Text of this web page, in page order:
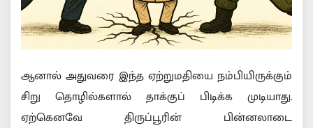
ஆனால் அதுவரை இந்த ஏற்றுமதியை நம்பியிருக்கும்
சிறு தொழில்களால் தாக்குப் பிடிக்க முடியாது.
ஏற்கெனவே திருப்பூரின் பின்னலாடை